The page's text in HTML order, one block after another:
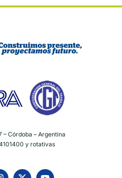
– Córdoba – Argentina
y rotativas